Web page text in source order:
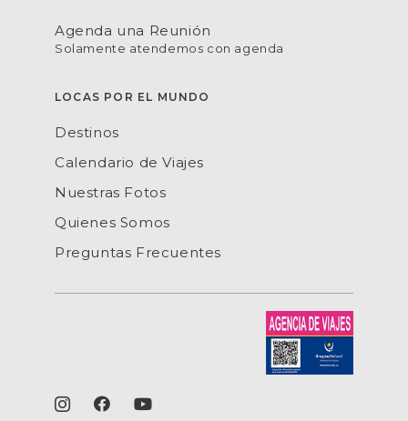
Agenda una Reunión
Solamente atendemos con agenda
LOCAS POR EL MUNDO
Destinos
Calendario de Viajes
Nuestras Fotos
Quienes Somos
Preguntas Frecuentes